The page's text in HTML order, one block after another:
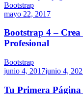
Bootstrap
mayo 22, 2017
Bootstrap 4 –
Profesional
Bootstrap
junio 4, 2017junio 4,
Tu Primera